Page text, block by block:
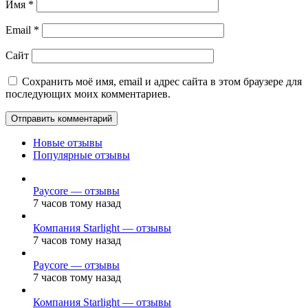
Имя *
Email *
Сайт
Сохранить моё имя, email и адрес сайта в этом браузере для
последующих моих комментариев.
Новые отзывы
Популярные отзывы
Paycore — отзывы
7 часов тому назад
Компания Starlight — отзывы
7 часов тому назад
Paycore — отзывы
7 часов тому назад
Компания Starlight — отзывы